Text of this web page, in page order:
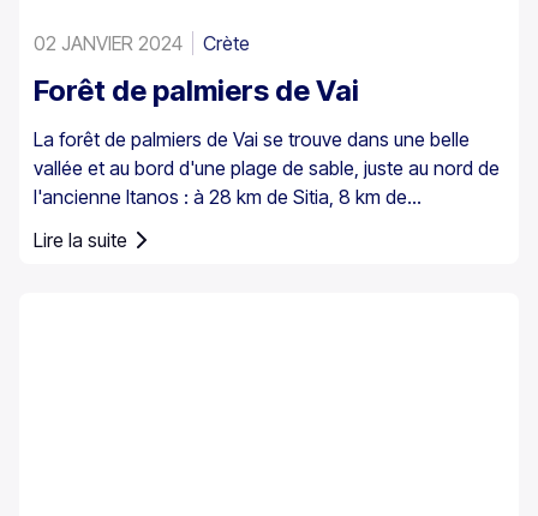
02 JANVIER 2024 Crète
Forêt de palmiers de Vai
La forêt de palmiers de Vai se trouve dans une belle
vallée et au bord d'une plage de sable, juste au nord de
l'ancienne Itanos : à 28 km de Sitia, 8 km de
respectives. Couvrant 200 stremmata (50 acres), elle
Lire la suite